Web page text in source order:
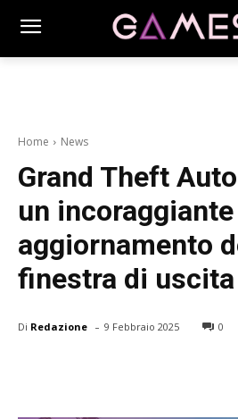
Home News
Grand Theft
un incoraggiante
aggiornamento
finestra di uscita
Di Redazione - 9 Febbraio 2025 0